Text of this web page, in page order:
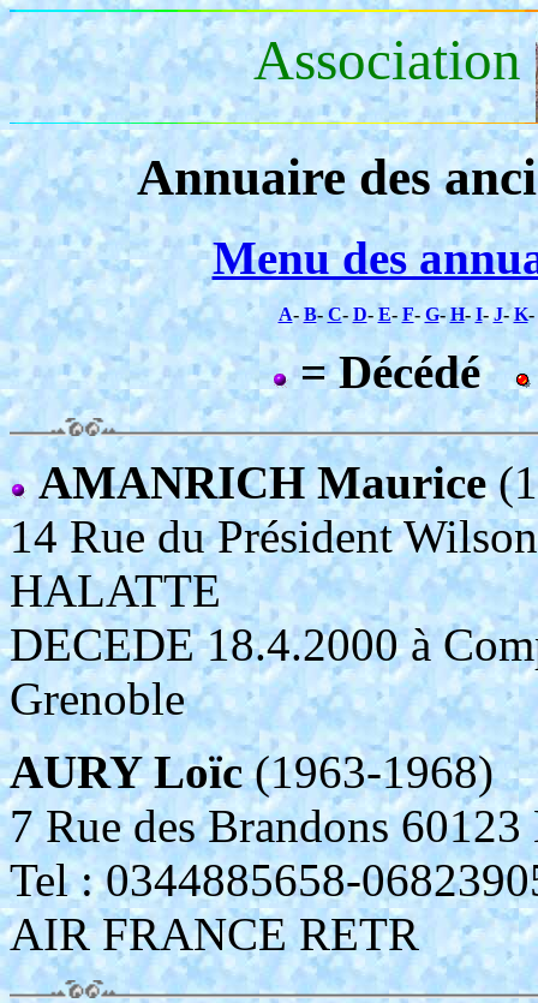
Association
Annuaire des
Menu des
A- B-C- D-E- F- G-H- I- J-K-
= Décédé
AMANRICH Maurice
14 Rue du Président
HALATTE
DECEDE 18.4.2000 à
Grenoble
AURY Loïc(1963-1968)
7 Rue des Brandons
Tel : 0344885658-
AIR FRANCE RETR